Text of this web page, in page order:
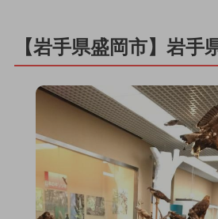
【岩手県盛岡市】岩手